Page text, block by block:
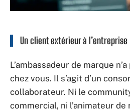
Un client extérieur à l’entreprise
L’ambassadeur de marque
chez vous. Il s’agit d’un
collaborateur. Ni le
commercial, ni l’animateur